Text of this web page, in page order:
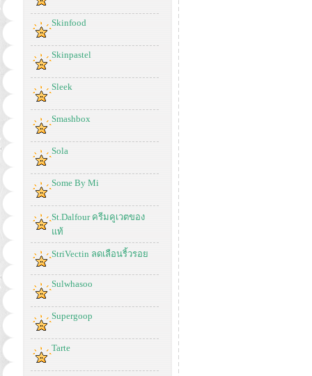
Skinfood
Skinpastel
Sleek
Smashbox
Sola
Some By Mi
St.Dalfour ครีมคูเวตของ
แท้
StriVectin ลดเลือนริ้วรอย
Sulwhasoo
Supergoop
Tarte